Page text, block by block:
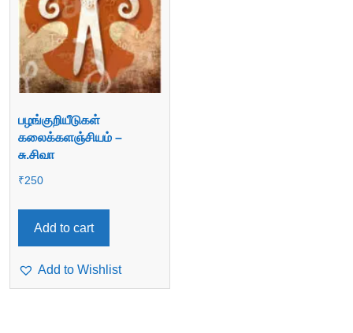
பழங்குறியீடுகள்
கலைக்களஞ்சியம் –
சு.சிவா
₹250
Add to cart
Add to Wishlist